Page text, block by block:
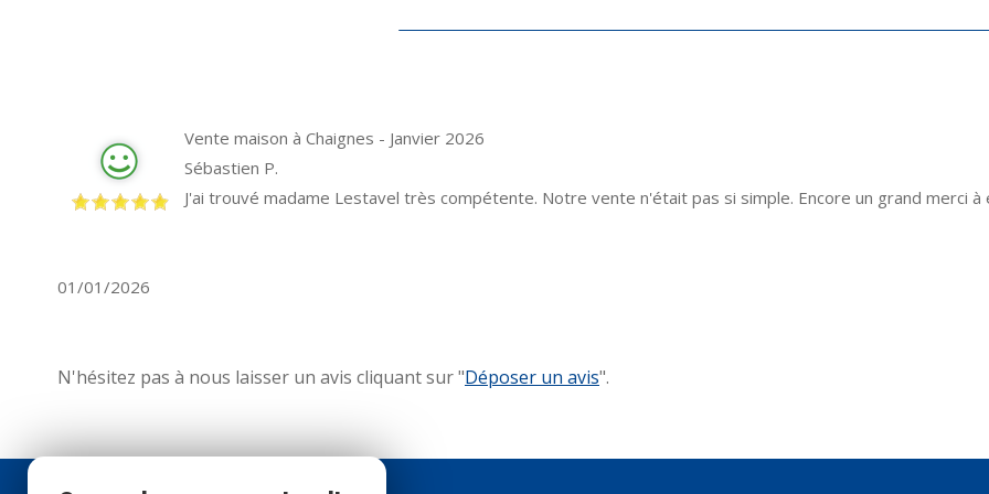
Vente maison à Chaignes - Janvier 2026
Sébastien P.
J'ai trouvé madame Lestavel très compétente. Notre vente n'était pas si simple. Encore un grand merci à
01/01/2026
N'hésitez pas à nous laisser un avis cliquant sur "Déposer un avis".